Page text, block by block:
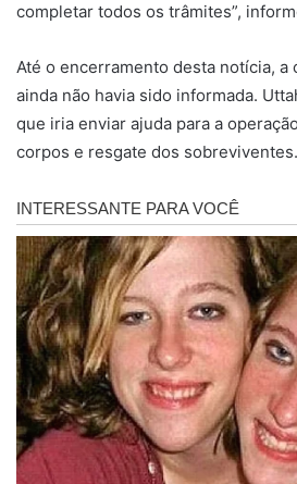
completar todos os trâmites”,
Até o encerramento desta notícia, a
ainda não havia sido informada.
que iria enviar ajuda para a
corpos e resgate dos sobreviventes.